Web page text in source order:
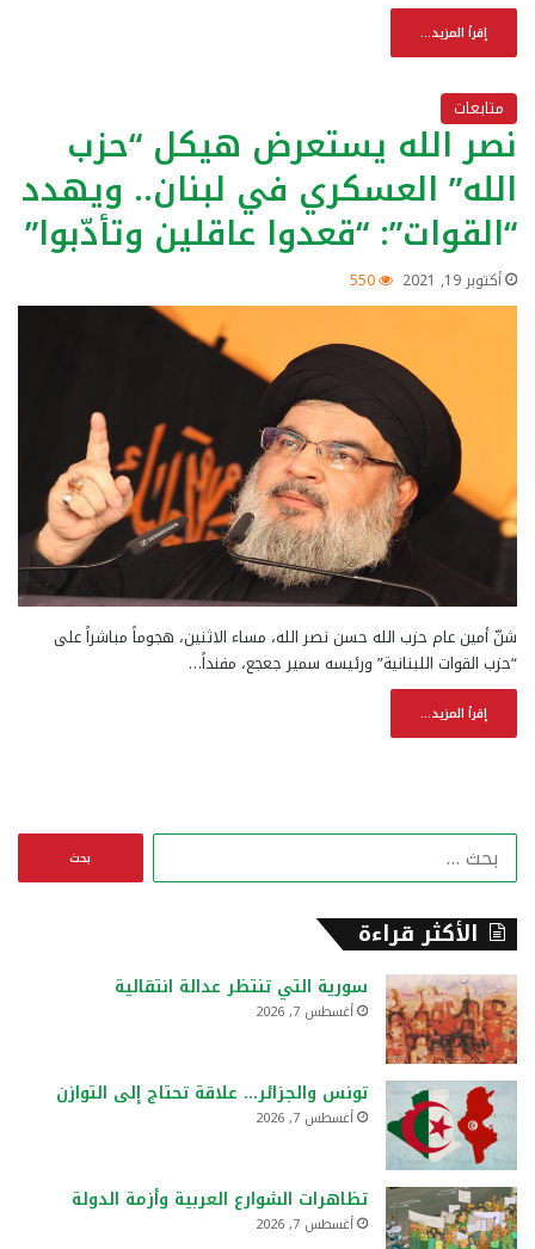
إقرأ المزيد...
متابعات
نصر الله يستعرض هيكل “حزب
الله” العسكري في لبنان.. ويهدد
“القوات”: “قعدوا عاقلين وتأدّبوا”
أكتوبر 19, 2021 550
شنّ أمين عام حزب الله حسن نصر الله، مساء الاثنين، هجوماً مباشراً على
“حزب القوات اللبنانية” ورئيسه سمير جعجع، مفنداً…
إقرأ المزيد...
ن
الأكثر قراءة
سورية التي تنتظر عدالة انتقالية
أغسطس 7, 2026
تونس والجزائر… علاقة تحتاج إلى التوازن
أغسطس 7, 2026
تظاهرات الشوارع العربية وأزمة الدولة
أغسطس 7, 2026